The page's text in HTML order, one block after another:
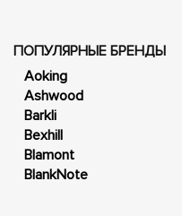
ПОПУЛЯРНЫЕ БРЕНДЫ
Aoking
Ashwood
Barkli
Bexhill
Blamont
BlankNote